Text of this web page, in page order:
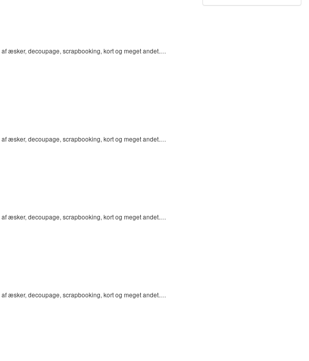
æsker, decoupage, scrapbooking, kort og meget andet.…
æsker, decoupage, scrapbooking, kort og meget andet.…
æsker, decoupage, scrapbooking, kort og meget andet.…
æsker, decoupage, scrapbooking, kort og meget andet.…